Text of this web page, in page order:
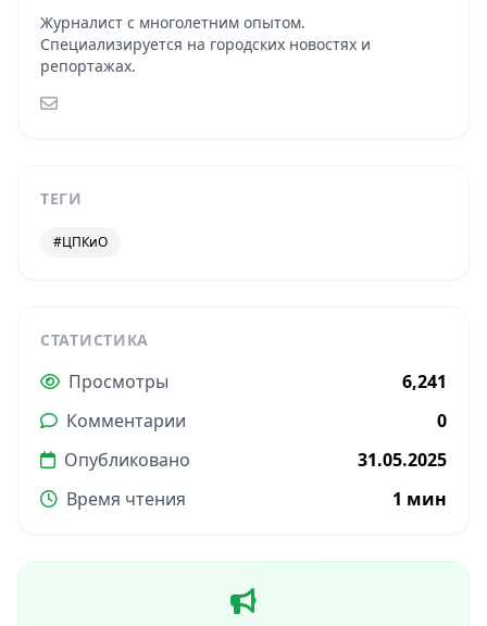
Журналист с многолетним опытом.
Специализируется на городских новостях и
репортажах.
ТЕГИ
#ЦПКиО
СТАТИСТИКА
Просмотры
6,241
Комментарии
0
Опубликовано
31.05.2025
Время чтения
1 мин